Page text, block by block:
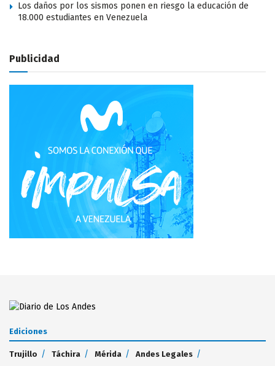
Los daños por los sismos ponen en riesgo la educación de
18.000 estudiantes en Venezuela
Publicidad
Ediciones
Trujillo Táchira Mérida Andes Legales